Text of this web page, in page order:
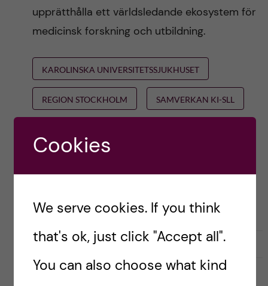
upprätthålla ett världsledande ekosystem för
medicinsk forskning och utbildning.
KAROLINSKA UNIVERSITETSSJUKHUSET
REGION STOCKHOLM SAMVERKAN KI-SLL
Ottersen
0
L
k
Like0l
k
Cookies
We serve cookies. If you think
that's ok, just click "Accept all".
You can also choose what kind